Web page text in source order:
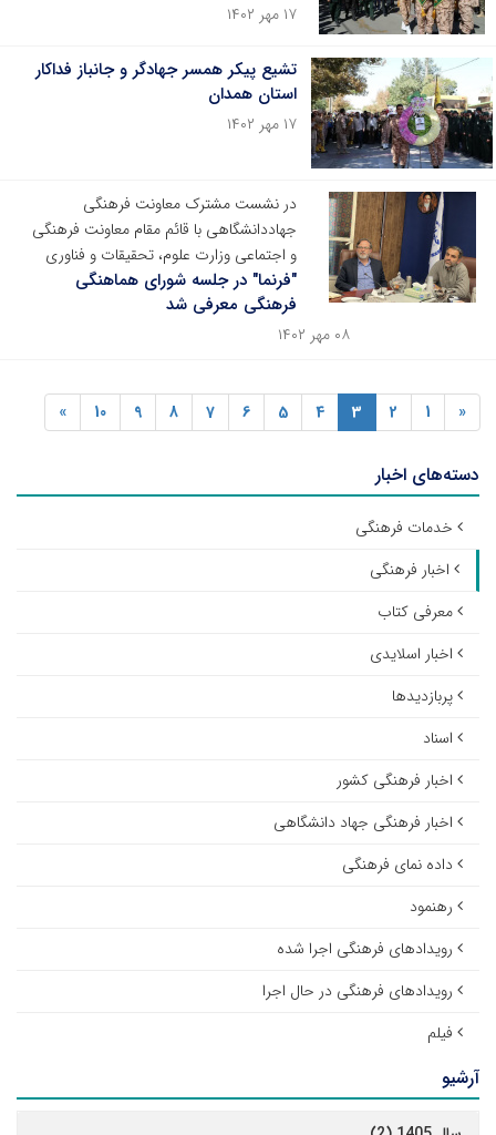
۱۷ مهر ۱۴۰۲
تشیع پیکر همسر جهادگر و جانباز فداکار
استان همدان
۱۷ مهر ۱۴۰۲
در نشست مشترک معاونت فرهنگی
جهاددانشگاهی با قائم مقام معاونت فرهنگی
و اجتماعی وزارت علوم، تحقیقات و فناوری
"فرنما" در جلسه شورای هماهنگی
فرهنگی معرفی شد
۰۸ مهر ۱۴۰۲
«
1
2
3
4
5
6
7
8
9
10
»
دسته‌های اخبار
خدمات فرهنگی
اخبار فرهنگی
معرفی کتاب
اخبار اسلایدی
پربازدیدها
اسناد
اخبار فرهنگی کشور
اخبار فرهنگی جهاد دانشگاهی
داده نمای فرهنگی
رهنمود
رویدادهای فرهنگی اجرا شده
رویدادهای فرهنگی در حال اجرا
فیلم
آرشیو